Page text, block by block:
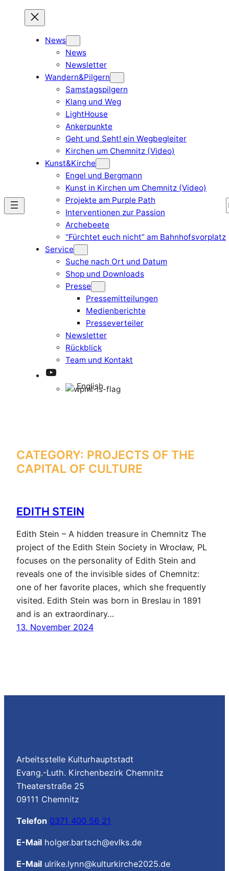
News
News
Newsletter
Wandern&Pilgern
Samstagspilgern
Klang und Weg
LightHouse
Ankerpunkte
Geht und Seht! ein Wegbegleiter
Kirchen um Chemnitz (Video)
Kunst&Kirche
Engel und Bergmann
Kunst in Kirchen um Chemnitz (Video)
Projekte am Purple Path
Interventionen zur Passion
Archebeete
“Fürchtet euch nicht” am Bahnhofsvorplatz
Service
Suche nach Ort und Datum
Shop und Downloads
Presse
Pressemitteilungen
Medienberichte
Presseverteiler
Newsletter
Rückblick
Team und Kontakt
YouTube
English
CATEGORY: PROJECTS OF THE
CAPITAL OF CULTURE
EDITH STEIN
Edith Stein – A hidden treasure in Chemnitz The
project of the Edith Stein Society in Wrocław, PL
focuses on the personality of Edith Stein and
reveals one of the invisible sides of Chemnitz:
one of her favorite places, which she frequently
visited. Edith Stein was born in Breslau in 1891
and is an extraordinary…
13. November 2024
Arbeitsstelle Kulturhauptstadt
Evang.-Luth. Kirchenbezirk Chemnitz
Theaterstraße 25
09111 Chemnitz
Telefon 0371 400 56 21
E-Mail holger.bartsch@evlks.de
E-Mail ulrike.lynn@kulturkirche2025.de